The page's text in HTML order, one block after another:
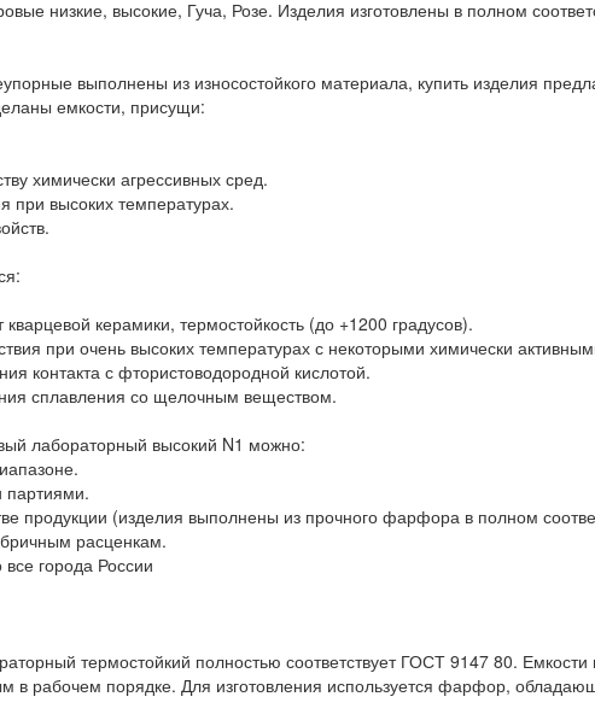
низкие, высокие, Гуча, Розе. Изделия изготовлены в полном
выполнены из износостойкого материала, купить изделия
емкости, присущи:
химически агрессивных сред.
при высоких температурах.
керамики, термостойкость (до +1200 градусов).
при очень высоких температурах с некоторыми химически
контакта с фтористоводородной кислотой.
сплавления со щелочным веществом.
лабораторный высокий N1 можно:
продукции (изделия выполнены из прочного фарфора в полном
расценкам.
города России
термостойкий полностью соответствует ГОСТ 9147 80.
в рабочем порядке. Для изготовления используется фарфор,